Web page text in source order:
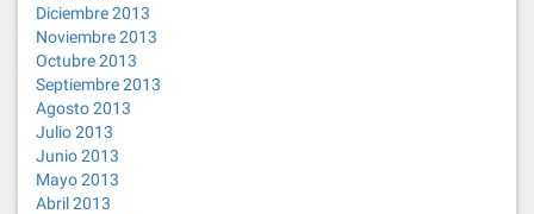
Diciembre 2013
Noviembre 2013
Octubre 2013
Septiembre 2013
Agosto 2013
Julio 2013
Junio 2013
Mayo 2013
Abril 2013